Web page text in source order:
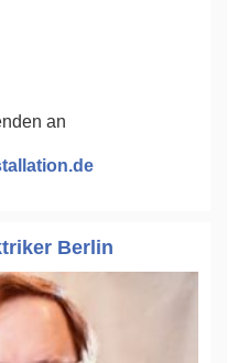
an
Berlin